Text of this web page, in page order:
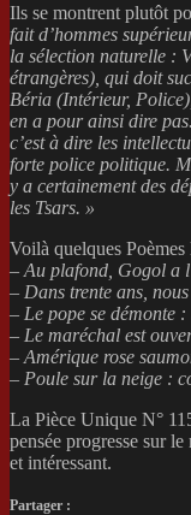
Ils se montrent plutôt
fait d’hommes
la sélection naturelle :
étrangères), qui doit
Béria (Intérieur,
en a pour ainsi dire
c’est à dire les
forte police politique.
y a certainement des
les Tsars. »
Voilà quelques Poèmes
– Au plafond, Gogol a
– Dans trente ans,
– Le pope se démonte
– Le maréchal est
– Amérique rose
– Poule sur la neige :
La Pièce Unique N°
pensée progresse sur
et intéressant.
Partager :